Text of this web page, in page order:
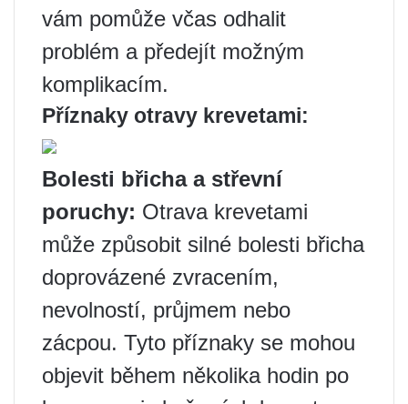
vám pomůže včas odhalit
problém a předejít možným
komplikacím.
Příznaky otravy krevetami:
Bolesti břicha a střevní
poruchy: Otrava krevetami
může způsobit silné bolesti břicha
doprovázené zvracením,
nevolností, průjmem nebo
zácpou. Tyto příznaky se mohou
objevit během několika hodin po